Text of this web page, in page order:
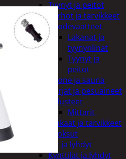
Tyynyt ja peitot
Verhot ja tarvikkeet
Vuodevaatteet
Lakanat ja
tyynynlinat
Tyynyt ja
peitot
Kylpyhuone ja sauna
Harjat ja pesuaineet
Kalusteet
Mittarit
Kiukaat ja tarvikkeet
Tuoksut
Kynttilät ja lyhdyt
Kynttilät ja lyhdyt